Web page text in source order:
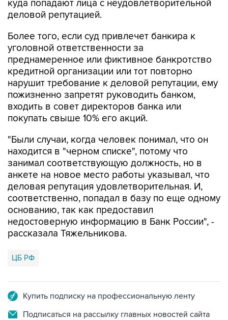
Более того, если суд привлечет банкира к
преднамеренное или фиктивное банкротство
кредитной организации или тот повторно
нарушит требование к деловой репутации, ему
пожизненно запретят руководить банком,
входить в совет директоров банка или
покупать свыше 10% его акций.
"Были случаи, когда человек понимал, что он
занимал соответствующую должность, но в
анкете на новое место работы указывал, что
деловая репутация удовлетворительная. И,
соответственно, попадал в базу по еще одному
основанию, так как предоставил
недостоверную информацию в Банк России", -
рассказала Тяжельникова.
ЦБ РФ
Подписаться на рассылку главных новостей сайта
Получать оперативные новости в официальном